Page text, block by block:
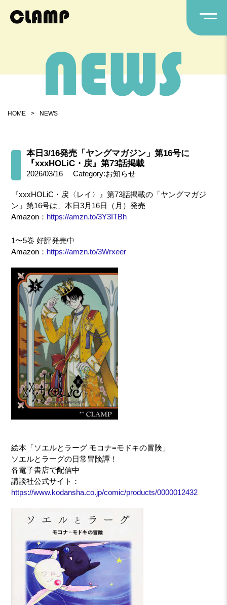
HOME > NEWS
本日3/16発売「ヤングマガジン」第16号に
『xxxHOLiC・戻』第73話掲載
2026/03/16 Category:お知らせ
『xxxHOLiC・戻〈レイ〉』第73話掲載の「ヤングマガジ
ン」第16号は、本日3月16日（月）発売
Amazon： https://amzn.to/3Y3ITBh
1〜5巻 好評発売中
Amazon： https://amzn.to/3Wrxeer
絵本「ソエルとラーグ モコナ=モドキの冒険」
ソエルとラーグの日常冒険譚！
各電子書店で配信中
講談社公式サイト：
https://www.kodansha.co.jp/comic/products/0000012432